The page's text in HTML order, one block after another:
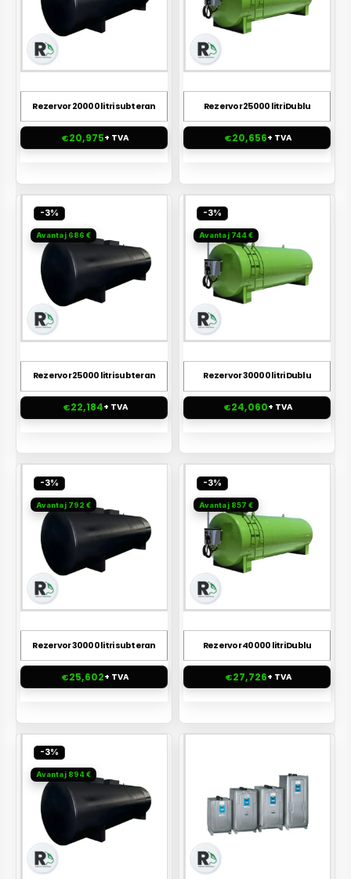
Rezervor 20000 litri subteran
€20,975+ TVA
Rezervor 25000 litri Dublu
€20,656+ TVA
-3%
Rezervor 25000 litri subteran
€22,184+ TVA
Avantaj 686 €
-3%
Rezervor 30000 litri Dublu
€24,060+ TVA
Avantaj 744 €
-3%
Rezervor 30000 litri subteran
€25,602+ TVA
Avantaj 792 €
-3%
Rezervor 40000 litri Dublu
€27,726+ TVA
Avantaj 857 €
-3%
Avantaj 894 €